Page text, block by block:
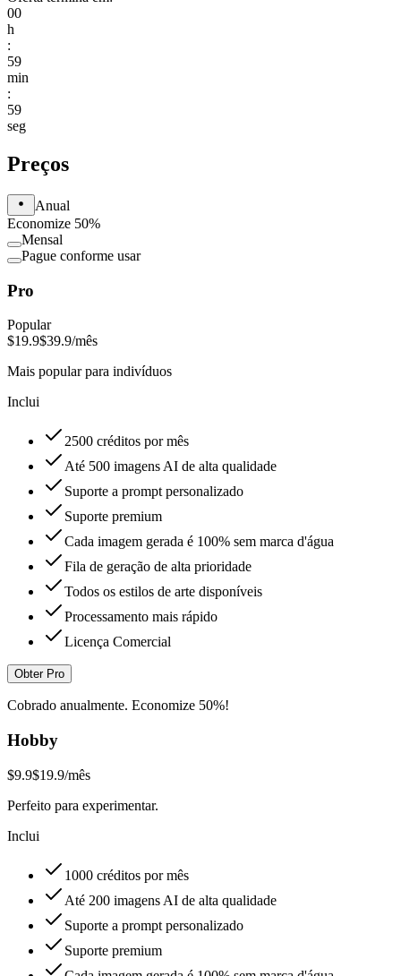
00
h
:
59
min
:
59
seg
Preços
Anual
Economize 50%
Mensal
Pague conforme usar
Pro
Popular
$19.9$39.9/mês
Mais popular para indivíduos
Inclui
2500 créditos por mês
Até 500 imagens AI de alta qualidade
Suporte a prompt personalizado
Suporte premium
Cada imagem gerada é 100% sem marca d'água
Fila de geração de alta prioridade
Todos os estilos de arte disponíveis
Processamento mais rápido
Licença Comercial
Obter Pro
Cobrado anualmente. Economize 50%!
Hobby
$9.9$19.9/mês
Perfeito para experimentar.
Inclui
1000 créditos por mês
Até 200 imagens AI de alta qualidade
Suporte a prompt personalizado
Suporte premium